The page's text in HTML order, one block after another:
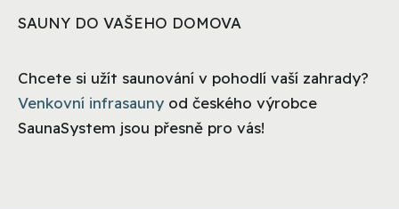
SAUNY DO VAŠEHO DOMOVA
Chcete si užít saunování v pohodlí vaší zahrady?
Venkovní infrasauny od českého výrobce
SaunaSystem jsou přesně pro vás!